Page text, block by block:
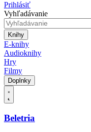
Prihlásiť
Vyhľadávanie
Knihy
E-knihy
Audioknihy
Hry
Filmy
Doplnky
Beletria